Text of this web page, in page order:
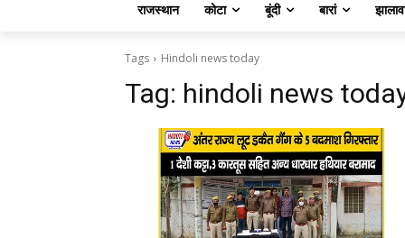
राजस्थान कोटा बूंदी बारां
Tags Hindoli news today
Tag: hindoli news